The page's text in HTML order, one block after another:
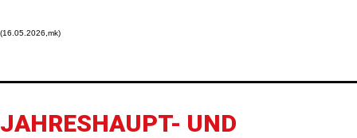
(16.05.2026,mk)
JAHRESHAUPT- UND